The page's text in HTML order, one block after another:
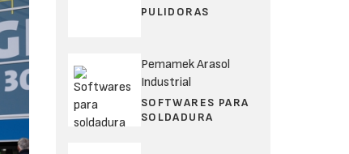
PULIDORAS
Pemamek Arasol
Industrial
SOFTWARES PARA
SOLDADURA